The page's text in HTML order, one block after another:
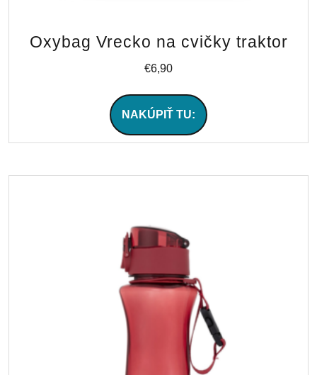
Oxybag Vrecko na cvičky traktor
€6,90
NAKÚPIŤ TU: